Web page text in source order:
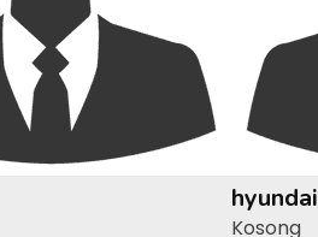
hyundai
Kosong